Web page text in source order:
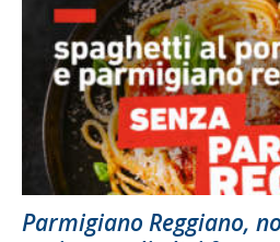
Parmigiano Reggiano,